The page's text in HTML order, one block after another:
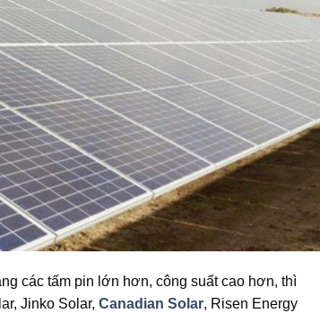
các tấm pin lớn hơn, công suất cao hơn, thì
Jinko Solar, Canadian Solar, Risen Energy